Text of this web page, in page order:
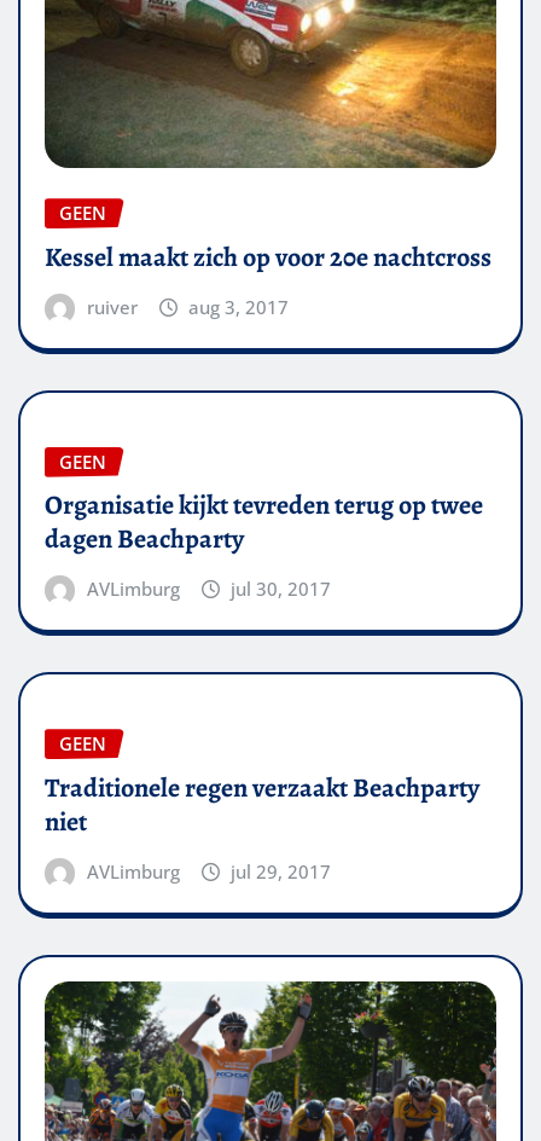
GEEN
Kessel maakt zich op voor 20e nachtcross
ruiver aug 3, 2017
GEEN
Organisatie kijkt tevreden terug op twee
dagen Beachparty
AVLimburg jul 30, 2017
GEEN
Traditionele regen verzaakt Beachparty
niet
AVLimburg jul 29, 2017